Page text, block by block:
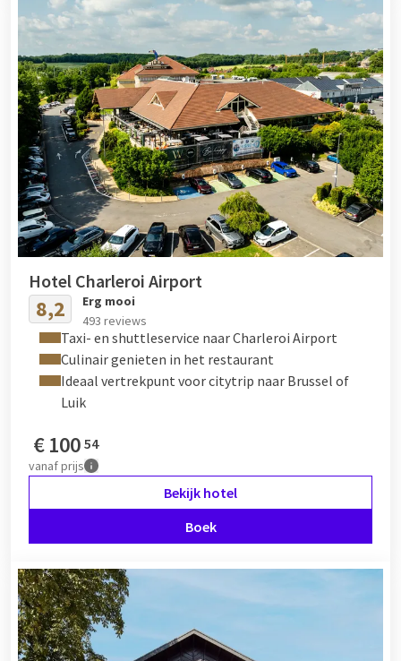
Hotel Charleroi Airport
8,2
Erg mooi
493 reviews
Taxi- en shuttleservice naar Charleroi Airport
Culinair genieten in het restaurant
Ideaal vertrekpunt voor citytrip naar Brussel of
Luik
€100 54
vanafprijs
Bekijk hotel
Boek